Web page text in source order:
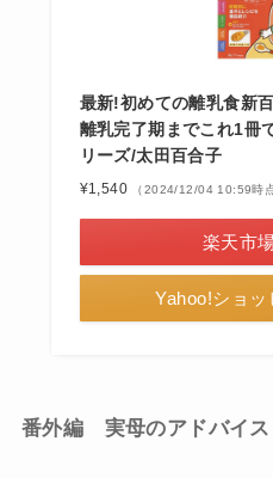
最新!初めての離乳食新
離乳完了期までこれ1冊
リーズ/太田百合子
¥1,540 （2024/12/04 10:59時
楽天市
Yahoo!ショ
番外編 実母のアドバイス